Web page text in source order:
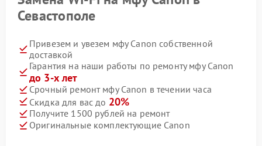
Севастополе
Привезем и увезем мфу Canon собственной
доставкой
Гарантия на наши работы по ремонту мфу Canon
до 3-х лет
Срочный ремонт мфу Canon в течении часа
Скидка для вас до 20%
Получите 1500 рублей на ремонт
Оригинальные комплектующие Canon